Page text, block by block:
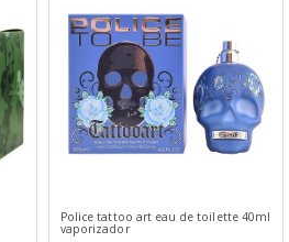
Police tattoo art eau de toilette 40ml
vaporizador